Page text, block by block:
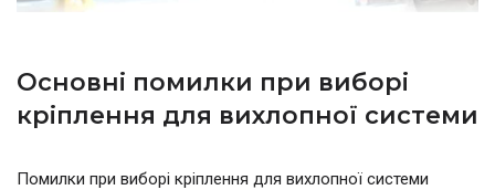
Основні помилки при виборі
кріплення для вихлопної системи
Помилки при виборі кріплення для вихлопної системи